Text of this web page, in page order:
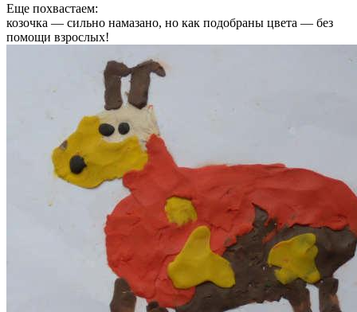
Еще похвастаем:
козочка — сильно намазано, но как подобраны цвета — без
помощи взрослых!